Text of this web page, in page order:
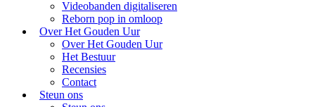
Videobanden digitaliseren
Reborn pop in omloop
Over Het Gouden Uur
Over Het Gouden Uur
Het Bestuur
Recensies
Contact
Steun ons